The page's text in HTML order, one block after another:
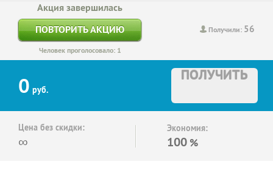
Получили: 56
Акция завершилась
ПОВТОРИТЬ АКЦИЮ
Человек проголосовало: 1
0 руб.
ПОЛУЧИТЬ
Цена без скидки:
∞
Экономия:
100 %